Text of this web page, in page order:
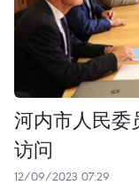
河内市人民委
访问
12/09/2023 07:29